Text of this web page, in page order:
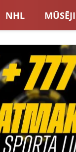
NHL
LVBET
INTERVIJAS
VISAS ZIŅAS